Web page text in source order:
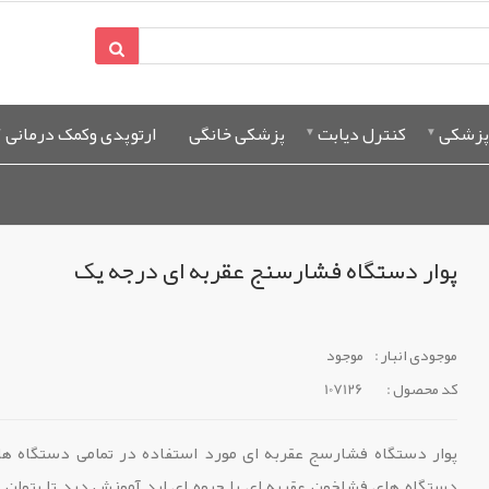
کنترل دیابت پزشکی خانگی ارتوپدی وکمک درمانی
پوار دستگاه فشارسنج عقربه ای درجه یک
موجودی انبار : موجود
کد محصول :
107126
پوار دستگاه فشارسج عقربه ای مورد استفاده در تمامی دستگاه